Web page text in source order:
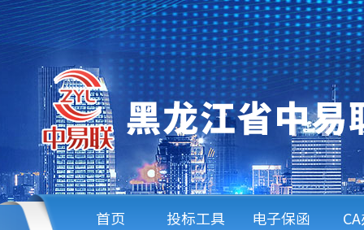
首页 投标工具 电子保函